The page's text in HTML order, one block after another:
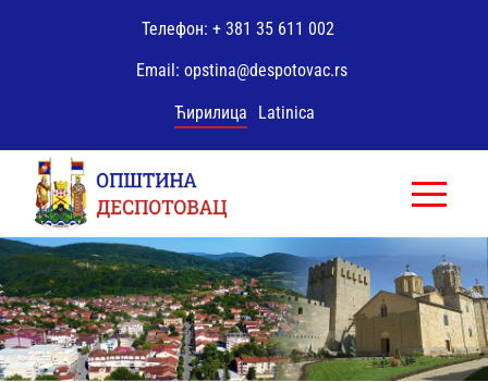
Телефон: + 381 35 611 002
Email: opstina@despotovac.rs
Ћирилица Latinica